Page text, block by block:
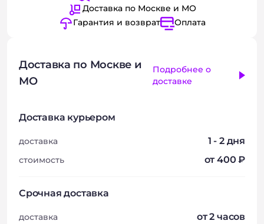
Доставка по Москве и МО
Гарантия и возврат
Оплата
Доставка по Москве и
МО
Подробнее о
доставке
Доставка курьером
доставка 1 - 2 дня
стоимость от 400 ₽
Срочная доставка
доставка от 2 часов